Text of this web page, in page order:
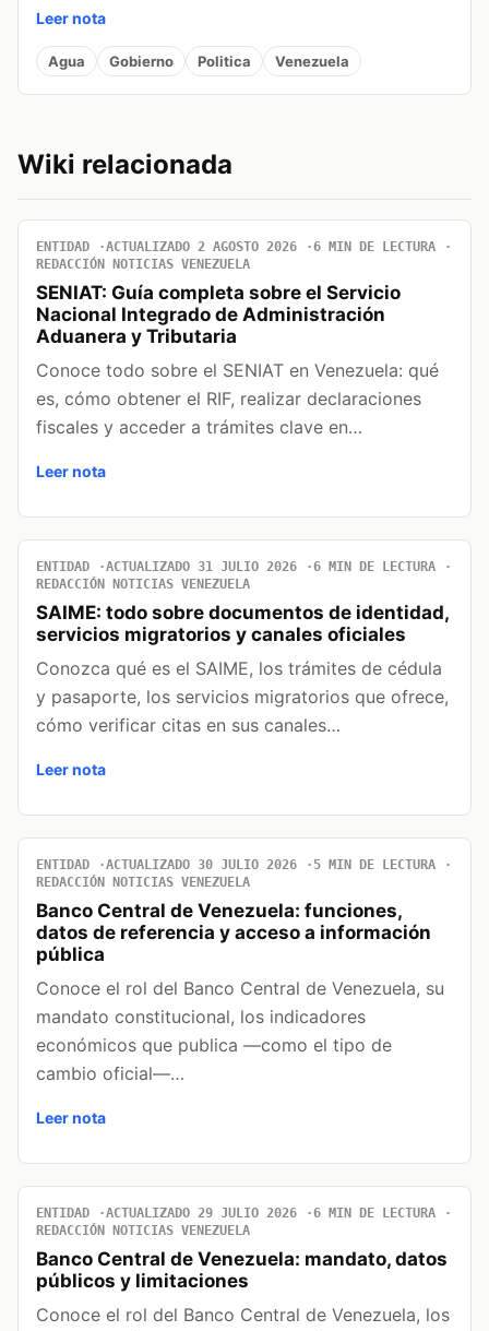
Leer nota
Agua Gobierno Politica Venezuela
Wiki relacionada
ENTIDAD ACTUALIZADO 2 AGOSTO 2026
6 MIN DE LECTURA
REDACCIÓN NOTICIAS VENEZUELA
SENIAT: Guía completa sobre el Servicio
Nacional Integrado de Administración
Aduanera y Tributaria
Conoce todo sobre el SENIAT en Venezuela: qué
es, cómo obtener el RIF, realizar declaraciones
fiscales y acceder a trámites clave en…
Leer nota
ENTIDAD ACTUALIZADO 31 JULIO 2026
6 MIN DE LECTURA
REDACCIÓN NOTICIAS VENEZUELA
SAIME: todo sobre documentos de identidad,
servicios migratorios y canales oficiales
Conozca qué es el SAIME, los trámites de cédula
y pasaporte, los servicios migratorios que ofrece,
cómo verificar citas en sus canales…
Leer nota
ENTIDAD ACTUALIZADO 30 JULIO 2026
5 MIN DE LECTURA
REDACCIÓN NOTICIAS VENEZUELA
Banco Central de Venezuela: funciones,
datos de referencia y acceso a información
pública
Conoce el rol del Banco Central de Venezuela, su
mandato constitucional, los indicadores
económicos que publica —como el tipo de
cambio oficial—…
Leer nota
ENTIDAD ACTUALIZADO 29 JULIO 2026
6 MIN DE LECTURA
REDACCIÓN NOTICIAS VENEZUELA
Banco Central de Venezuela: mandato, datos
públicos y limitaciones
Conoce el rol del Banco Central de Venezuela, los